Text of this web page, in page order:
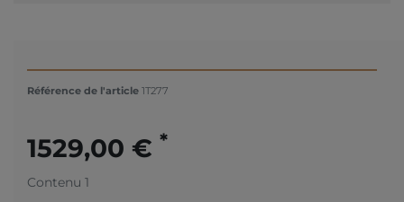
Référence de l'article 1T277
1529,00 € *
Contenu 1